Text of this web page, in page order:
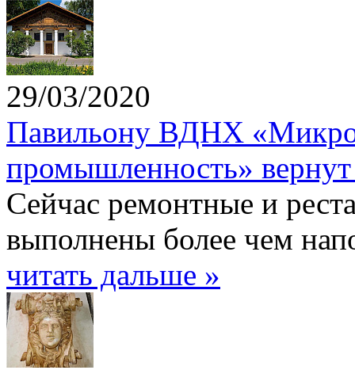
29/03/2020
Павильону ВДНХ
промышленность»
Сейчас ремонтные и
выполнены более чем
читать дальше »